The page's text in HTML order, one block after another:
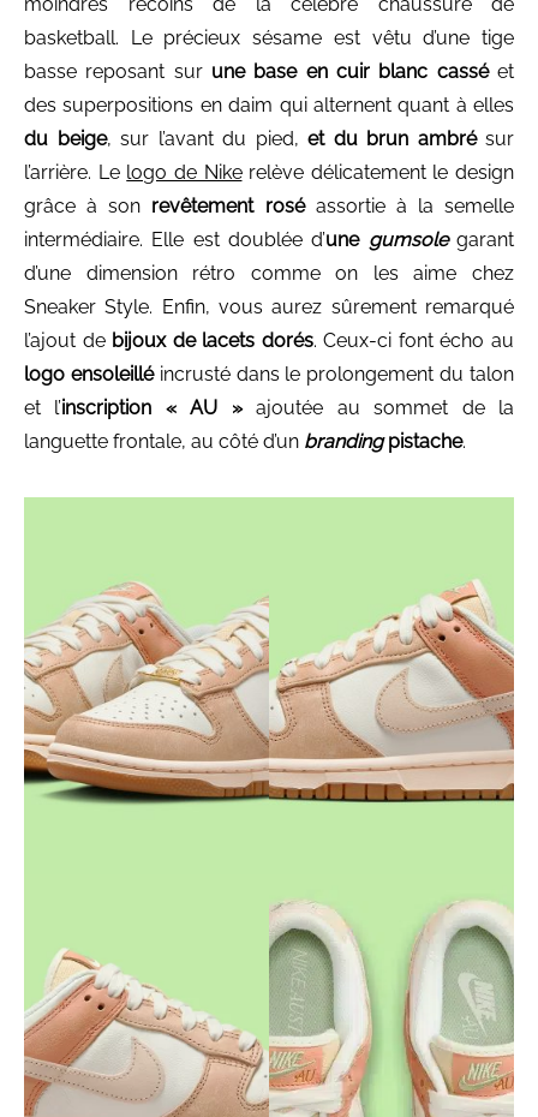
basketball. Le précieux sésame est vêtu d’une tige
basse reposant sur une base en cuir blanc casséet
des superpositions en daim qui alternent quant à elles
du beige, sur l’avant du pied, et du brun ambrésur
l’arrière. Le logo de Nikerelève délicatement le design
grâce à son revêtement roséassortie à la semelle
intermédiaire. Elle est doublée d’une gumsolegarant
d’une dimension rétro comme on les aime chez
Sneaker Style. Enfin, vous aurez sûrement remarqué
l’ajout de bijoux de lacets dorés. Ceux-ci font écho au
logo ensoleilléincrusté dans le prolongement du talon
et l’inscription « AU »ajoutée au sommet de la
languette frontale, au côté d’un brandingpistache.